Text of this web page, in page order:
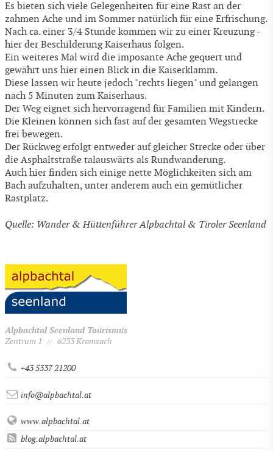
Es bieten sich viele Gelegenheiten für eine Rast an der
zahmen Ache und im Sommer natürlich für eine Erfrischung.
Nach ca. einer 3/4 Stunde kommen wir zu einer Kreuzung -
hier der Beschilderung Kaiserhaus folgen.
Ein weiteres Mal wird die imposante Ache gequert und
gewährt uns hier einen Blick in die Kaiserklamm.
Diese lassen wir heute jedoch "rechts liegen" und gelangen
nach 5 Minuten zum Kaiserhaus.
Der Weg eignet sich hervorragend für Familien mit Kindern.
Die Kleinen können sich fast auf der gesamten Wegstrecke
frei bewegen.
Der Rückweg erfolgt entweder auf gleicher Strecke oder über
die Asphaltstraße talauswärts als Rundwanderung.
Auch hier finden sich einige nette Möglichkeiten sich am
Bach aufzuhalten, unter anderem auch ein gemütlicher
Rastplatz.
Quelle: Wander & Hüttenführer Alpbachtal & Tiroler Seenland
Alpbachtal Seenland Tourismus
Zentrum 1
// 6233 Kramsach
+43 5337 21200
info@alpbachtal.at
www.alpbachtal.at
blog.alpbachtal.at